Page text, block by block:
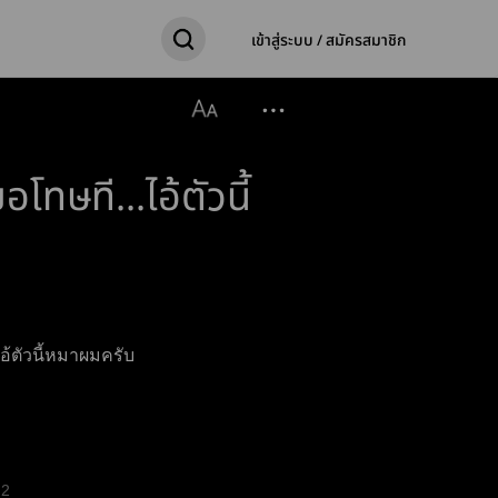
เข้าสู่ระบบ / สมัครสมาชิก
โทษที...ไอ้ตัวนี้
ตัวนี้หมาผมครับ
2